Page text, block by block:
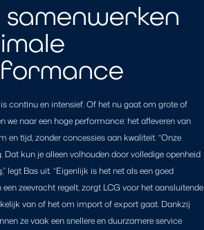
samenwerken
continu en intensief. Of het nu gaat om grote of
we naar een hoge performance: het afleveren van
en tijd, zonder concessies aan kwaliteit. “Onze
Dat kun je alleen volhouden door volledige openheid
legt Bas uit. “Eigenlijk is het net als een goed
een zeevracht regelt, zorgt LCG voor het aansluitende
van of het om import of export gaat. Dankzij
ze vaak een snellere en duurzamere service